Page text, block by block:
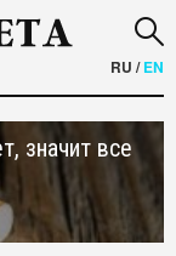
RU /EN
значит все